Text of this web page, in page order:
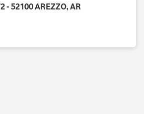
- 52100 AREZZO, AR